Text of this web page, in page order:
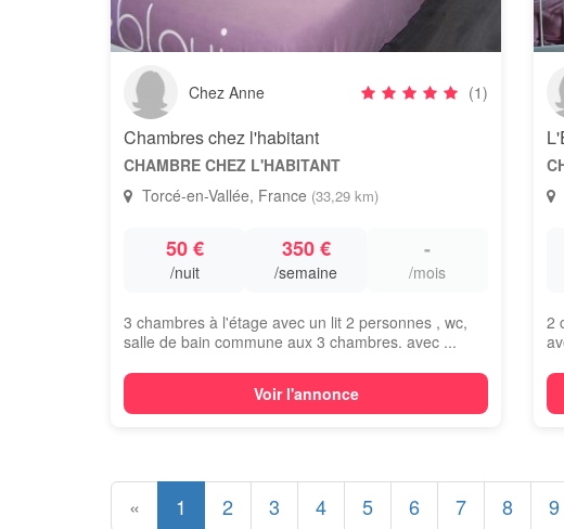
Chez Anne (1)
Chambres chez l'habitant
CHAMBRE CHEZ L'HABITANT
Torcé-en-Vallée, France (33,29 km)
50 €
/nuit
350 €
/semaine
-
/mois
3 chambres à l'étage avec un lit 2 personnes , wc,
salle de bain commune aux 3 chambres. avec ...
Voir l'annonce
2
« 1 2 3 4 5 6 7 8 9